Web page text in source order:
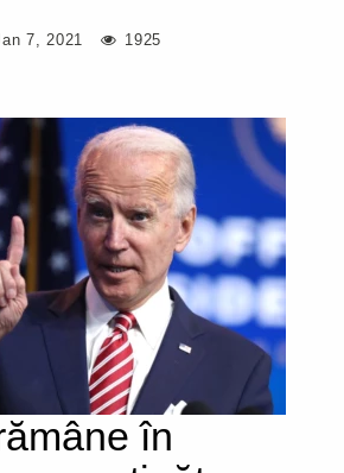
7, 2021 1925
în